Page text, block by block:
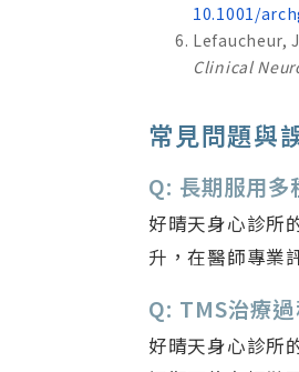
10.1001/
Lefaucheur,
Clinical
常見問題與
Q: 長期服用
好晴天身心診所
升，在醫師專業
Q: TMS治療
好晴天身心診所